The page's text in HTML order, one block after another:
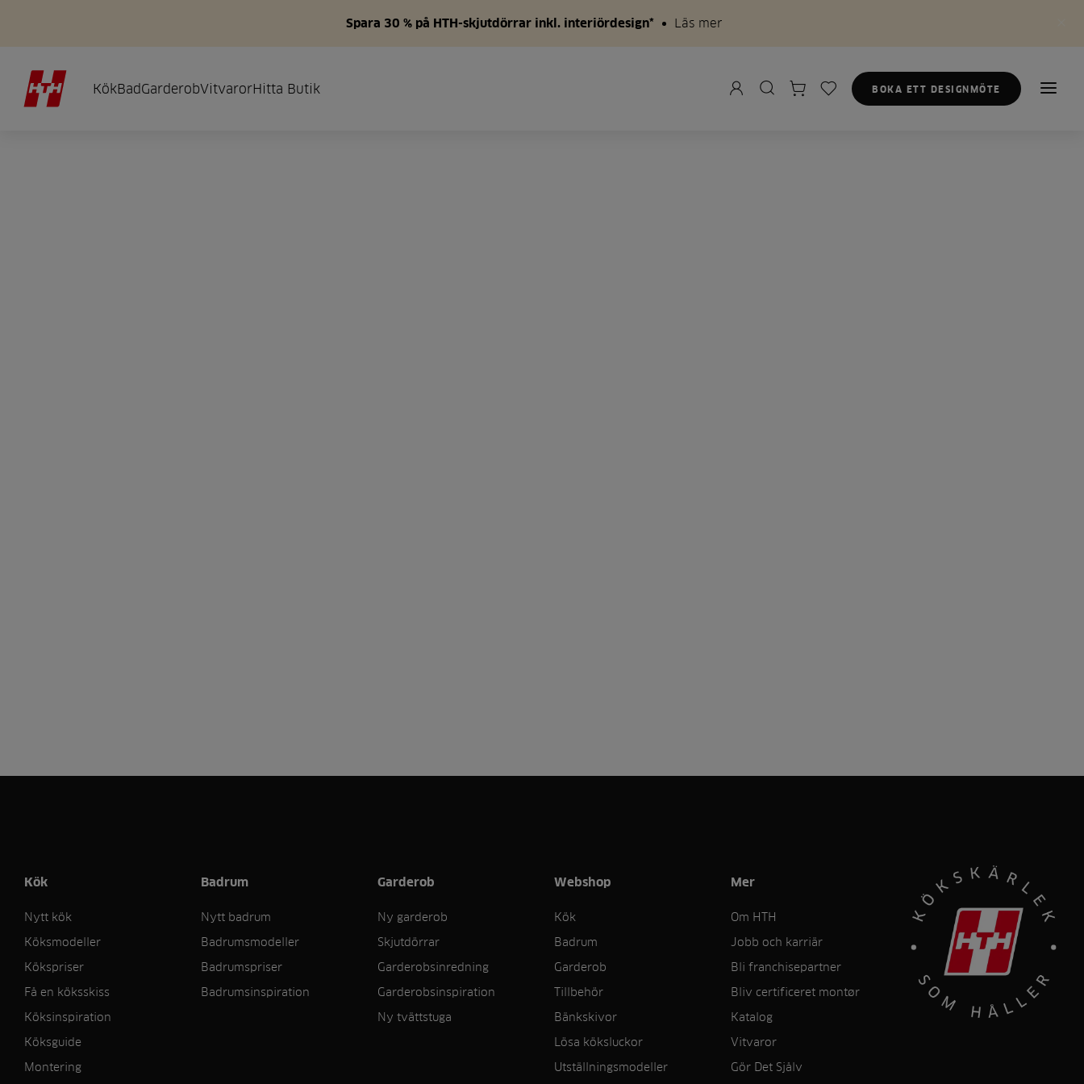
Spara 30 % på HTH-skjutdörrar inkl. interiördesign* Läs mer
KökBadGarderobVitvarorHitta Butik BOKA ETT DESIGNMÖTE
Kök
Nytt kök
Köksmodeller
Kökspriser
Få en köksskiss
Köksinspiration
Köksguide
Montering
Badrum
Nytt badrum
Badrumsmodeller
Badrumspriser
Badrumsinspiration
Garderob
Ny garderob
Skjutdörrar
Garderobsinredning
Garderobsinspiration
Ny tvättstuga
Webshop
Kök
Badrum
Garderob
Tillbehör
Bänkskivor
Lösa köksluckor
Utställningsmodeller
Mer
Om HTH
Jobb och karriär
Bli franchisepartner
Bliv certificeret montør
Katalog
Vitvaror
Gör Det Sjålv